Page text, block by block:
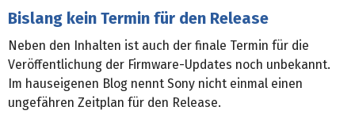
Bislang kein Termin für den Release
Neben den Inhalten ist auch der finale Termin für die
Veröffentlichung der Firmware-Updates noch unbekannt.
Im hauseigenen Blog nennt Sony nicht einmal einen
ungefähren Zeitplan für den Release.